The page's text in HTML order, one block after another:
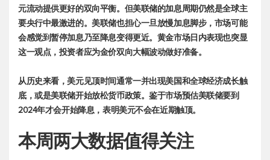
元流动提供更好的双向平衡。但美联储的加息周期仍然是全球主
要央行中最激进的。美联储也担心一旦放慢加息脚步，市场可能
会感觉到暂停加息乃至降息变得更近。黄金市场日内表现也突显
这一观点，投资者应为金价双向大幅波动做好准备。
从历史来看，美元见顶时间通常一并出现美国和全球经济成长触
底，或是美联储开始放松货币政策。鉴于市场预估美联储要到
2024年才会开始降息，表明美元不会在近期触顶。
本周两大数据值得关注